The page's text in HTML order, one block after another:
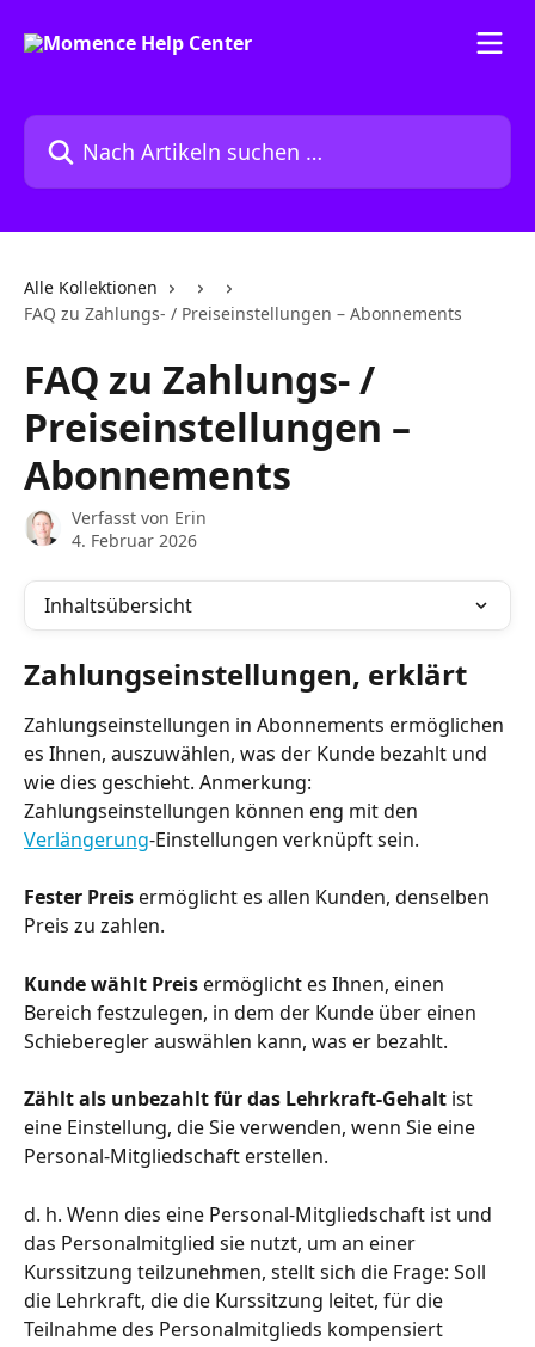
Nach Artikeln suchen …
Alle Kollektionen
FAQ zu Zahlungs- / Preiseinstellungen – Abonnements
FAQ zu Zahlungs- /
Preiseinstellungen –
Abonnements
Verfasst von Erin
4. Februar 2026
Inhaltsübersicht
Zahlungseinstellungen, erklärt
Zahlungseinstellungen in Abonnements ermöglichen
es Ihnen, auszuwählen, was der Kunde bezahlt und
wie dies geschieht. Anmerkung:
Zahlungseinstellungen können eng mit den
Verlängerung-Einstellungen verknüpft sein.
Fester Preis ermöglicht es allen Kunden, denselben
Preis zu zahlen.
Kunde wählt Preis ermöglicht es Ihnen, einen
Bereich festzulegen, in dem der Kunde über einen
Schieberegler auswählen kann, was er bezahlt.
Zählt als unbezahlt für das Lehrkraft-Gehalt ist
eine Einstellung, die Sie verwenden, wenn Sie eine
Personal-Mitgliedschaft erstellen.
d. h. Wenn dies eine Personal-Mitgliedschaft ist und
das Personalmitglied sie nutzt, um an einer
Kurssitzung teilzunehmen, stellt sich die Frage: Soll
die Lehrkraft, die die Kurssitzung leitet, für die
Teilnahme des Personalmitglieds kompensiert